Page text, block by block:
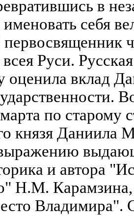
в
именовать себя
Руси.
оценила вклад
по старому
князя Даниила
и автора
Н.М.